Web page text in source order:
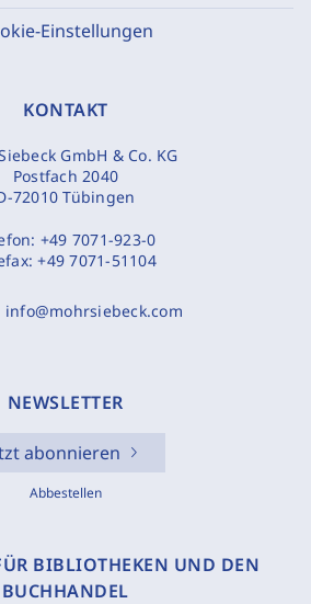
Einstellungen
KONTAKT
GmbH & Co. KG
Postfach 2040
72010 Tübingen
+49 7071-923-0
+49 7071-51104
info@mohrsiebeck.com
NEWSLETTER
abonnieren
Abbestellen
BIBLIOTHEKEN UND DEN
BUCHHANDEL